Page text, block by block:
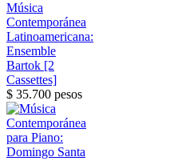
Música
Contemporánea
Latinoamericana:
Ensemble
Bartok [2
Cassettes]
$ 35.700 pesos